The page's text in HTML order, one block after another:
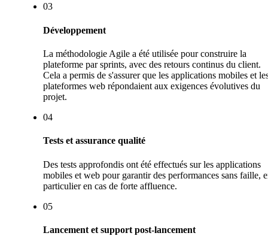
03
Développement
La méthodologie Agile a été utilisée pour construire la
plateforme par sprints, avec des retours continus du client.
Cela a permis de s'assurer que les applications mobiles et
plateformes web répondaient aux exigences évolutives du
projet.
04
Tests et assurance qualité
Des tests approfondis ont été effectués sur les applications
mobiles et web pour garantir des performances sans faille,
particulier en cas de forte affluence.
05
Lancement et support post-lancement